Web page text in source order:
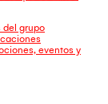
del grupo
eventos y